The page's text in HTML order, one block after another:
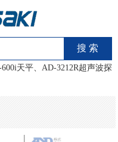
天平、AD-3212R超声波探